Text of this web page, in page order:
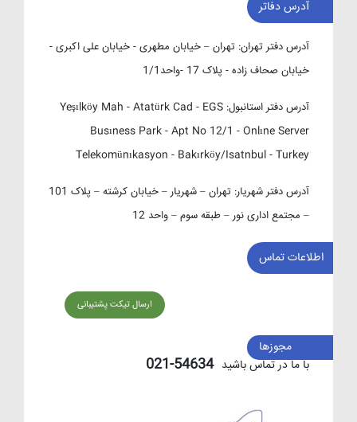
آدرس دفاتر
آدرس دفتر تهران: تهران – خیابان مطهری - خیابان علی اکبری -
خیابان صحاف زاده - پلاک 17 -واحد1/1
آدرس دفتر استانبول: Yeşılköy Mah - Atatürk Cad - EGS
Busıness Park - Apt No 12/1 - Onlıne Server
Telekomünıkasyon - Bakırköy/Isatnbul - Turkey
آدرس دفتر شهریار:
تهران – شهریار – خیابان کرشته – پلاک 101
– مجتمع اداری نور – طبقه سوم – واحد 12
اطلاعات تماس
ارسال تیکت پشتیبانی
با ما در تماس باشید 54634-021
مجوزها